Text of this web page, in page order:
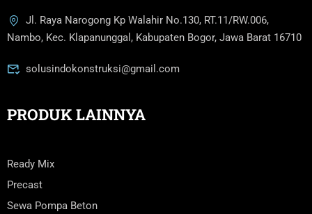
Jl. Raya Narogong Kp Walahir No.130, RT.11/RW.006,
Nambo, Kec. Klapanunggal, Kabupaten Bogor, Jawa Barat 16710
solusindokonstruksi@gmail.com
PRODUK LAINNYA
Ready Mix
Precast
Sewa Pompa Beton